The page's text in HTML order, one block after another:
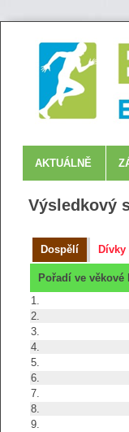
AKTUÁLNĚ
Výsledkový
Dospělí Dívky
Pořadí ve věkové
1.
2.
3.
4.
5.
6.
7.
8.
9.